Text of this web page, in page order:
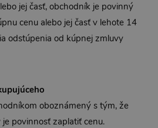
jej časť, obchodník je povinný
cenu alebo jej časť v lehote 14
odstúpenia od kúpnej zmluvy
oboznámený s tým, že
povinnosť zaplatiť cenu.